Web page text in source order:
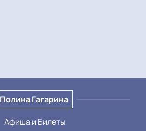
Полина Гагарина
Афиша и Билеты